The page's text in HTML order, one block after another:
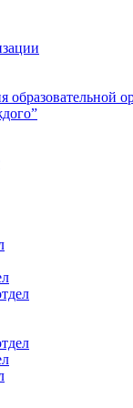
образовательной